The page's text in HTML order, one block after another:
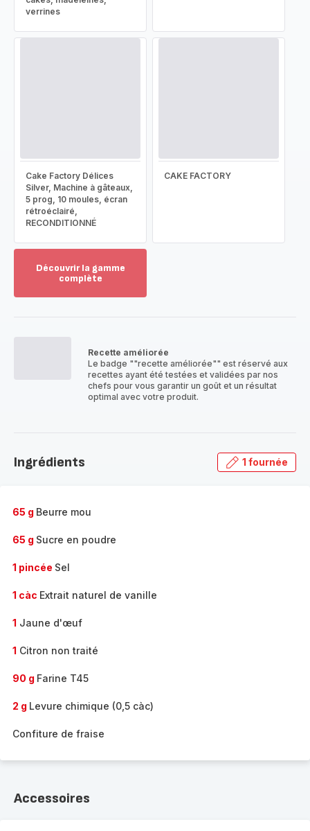
verrines
Cake Factory Délices
Silver, Machine à gâteaux,
5 prog, 10 moules, écran
rétroéclairé,
RECONDITIONNÉ
CAKE FACTORY
Découvrir la gamme
complète
Recette améliorée
Le badge ""recette améliorée"" est réservé aux
recettes ayant été testées et validées par nos
chefs pour vous garantir un goût et un résultat
optimal avec votre produit.
Ingrédients 1 fournée
65 g Beurre mou
65 g Sucre en poudre
1 pincée Sel
1 càc Extrait naturel de vanille
1 Jaune d'œuf
1 Citron non traité
90 g Farine T45
2 g Levure chimique (0,5 càc)
Confiture de fraise
Accessoires